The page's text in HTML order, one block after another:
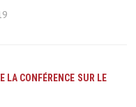
LA CONFÉRENCE SUR LE